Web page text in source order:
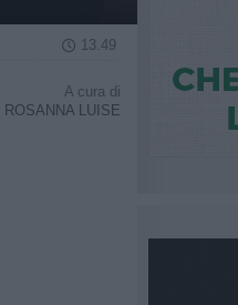
13.49
A cura di
ROSANNA LUISE